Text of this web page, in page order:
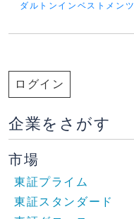
ダルトンインベストメンツ
ログイン
企業をさがす
市場
東証プライム
東証スタンダード